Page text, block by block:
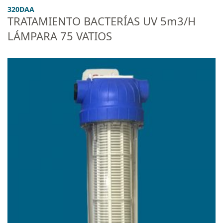
320DAA
TRATAMIENTO BACTERÍAS UV 5m3/H
LÁMPARA 75 VATIOS